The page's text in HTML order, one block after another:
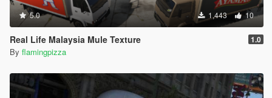
5.0 1,443 10
Real Life Malaysia Mule Texture 1.0
By flamingpizza